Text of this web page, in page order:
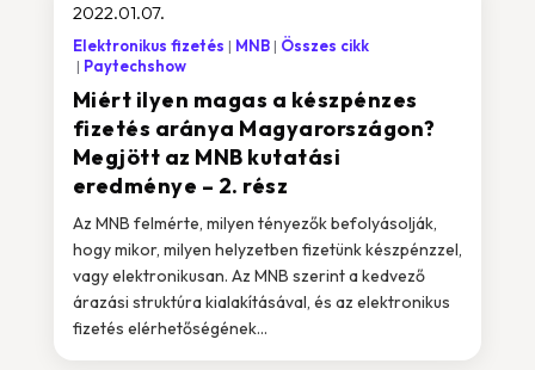
Miért ilyen magas a készpénzes
fizetés aránya Magyarországon?
Megjött az MNB kutatási
eredménye – 2. rész
2022.01.07.
Elektronikus fizetés MNB
Összes cikk
Paytechshow
Az MNB felmérte, milyen tényezők befolyásolják,
hogy mikor, milyen helyzetben fizetünk készpénzzel,
vagy elektronikusan. Az MNB szerint a kedvező
árazási struktúra kialakításával, és az elektronikus
fizetés elérhetőségének...